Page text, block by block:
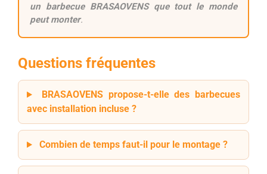
un barbecue BRASAOVENS que tout le monde
peut monter.
Questions fréquentes
BRASAOVENS propose-t-elle des barbecues
avec installation incluse ?
Combien de temps faut-il pour le montage ?